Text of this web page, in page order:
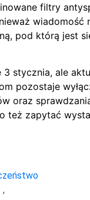
filtry
wiadomość
pod którą jest
3 stycznia, ale
pozostaje
oraz
też zapytać
,